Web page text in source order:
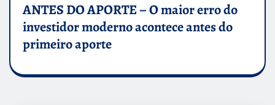
ANTES DO APORTE – O maior erro do
investidor moderno acontece antes do
primeiro aporte